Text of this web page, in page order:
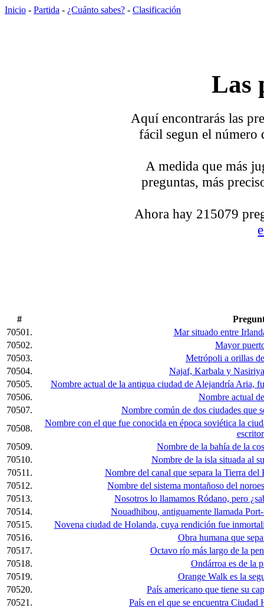
Inicio - Partida - ¿Cuánto sabes? - Clasificación
Las
Aquí encontrarás las
fácil segun el número
A medida que más
preguntas, más
Ahora hay 215079
#
70501.
Mar situado entre
70502.
Mayor
70503.
Metrópoli a orillas
70504.
Najaf, Karbala y
70505.
Nombre actual de la antigua ciudad de Alejandría Aria,
70506.
Nombre actual
70507.
Nombre común de dos ciudades que
70508.
Nombre con el que fue conocida en época soviética la
70509.
Nombre de la bahía de la
70510.
Nombre de la isla situada al
70511.
Nombre del canal que separa la Tierra
70512.
Nombre del sistema montañoso del
70513.
Nosotros lo llamamos Ródano, pero
70514.
Nouadhibou, antiguamente llamada
70515.
Novena ciudad de Holanda, cuya rendición fue
70516.
Obra humana que
70517.
Octavo río más largo de la
70518.
Ondárroa es de la
70519.
Orange Walk es la
70520.
País americano que tiene su
70521.
País en el que se encuentra